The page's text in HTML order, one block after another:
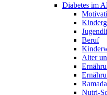
Diabetes im
Beruf
Alter
Nutri-